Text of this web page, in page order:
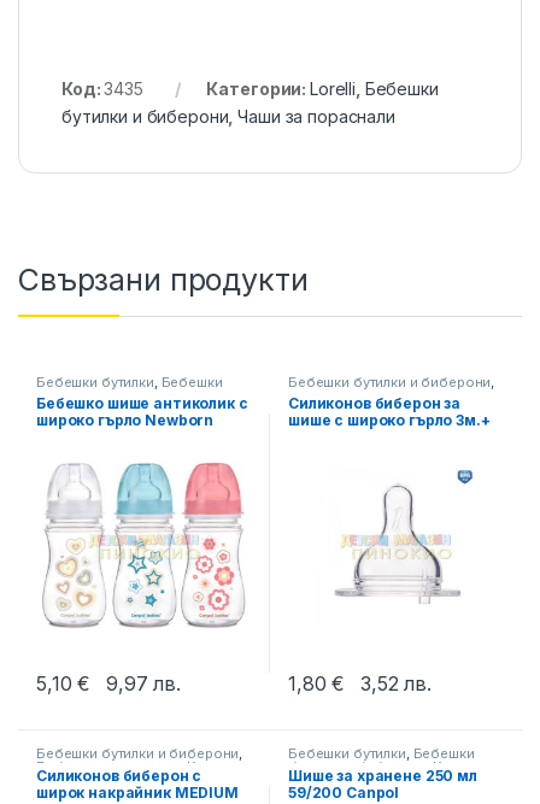
Код:3435 Категории: Lorelli Бебешки
бутилки и биберони ,Чаши за пораснали
Свързани продукти
Бебешки бутилки Бебешки
бутилки и биберони
Бебешко шише антиколик с
широко гърло Newborn
5,10€ 9,97лв.
This product has multiple variants. The options may be chosen
Бебешки бутилки и биберони
Биберони за шишета Канпол
Силиконов биберон за
шише с широко гърло 3м.+
1,80€ 3,52лв.
Бебешки бутилки и биберони,
Биберони за шишета Канпол
Силиконов биберон с
широк накрайник MEDIUM
Бебешки бутилки, Бебешки
бутилки и биберони ,Канпол
Шише за хранене 250 мл
59/200 Canpol